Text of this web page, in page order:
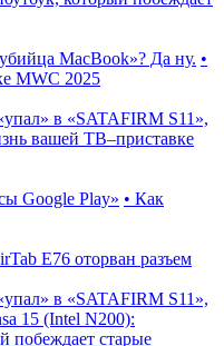
MacBook»? Да ну. •
MWC 2025
в «SATAFIRM S11»,
вашей ТВ–приставке
Google Play» • Как
E76 оторван разъем
в «SATAFIRM S11»,
15 (Intel N200):
побеждает старые